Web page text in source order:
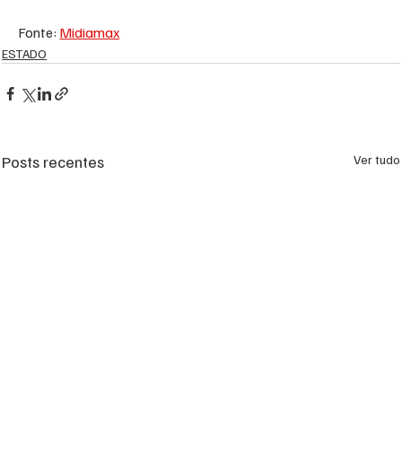
Fonte: Midiamax
ESTADO
Posts recentes Ver tudo